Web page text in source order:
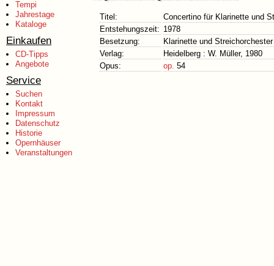
Tempi
Jahrestage
Kataloge
Einkaufen
CD-Tipps
Angebote
Service
Suchen
Kontakt
Impressum
Datenschutz
Historie
Opernhäuser
Veranstaltungen
Titel:
Concertino für Klarinette und
Entstehungszeit: 1978
Besetzung:
Klarinette und Streichorchester
Verlag:
Heidelberg : W. Müller, 1980
Opus:
op. 54